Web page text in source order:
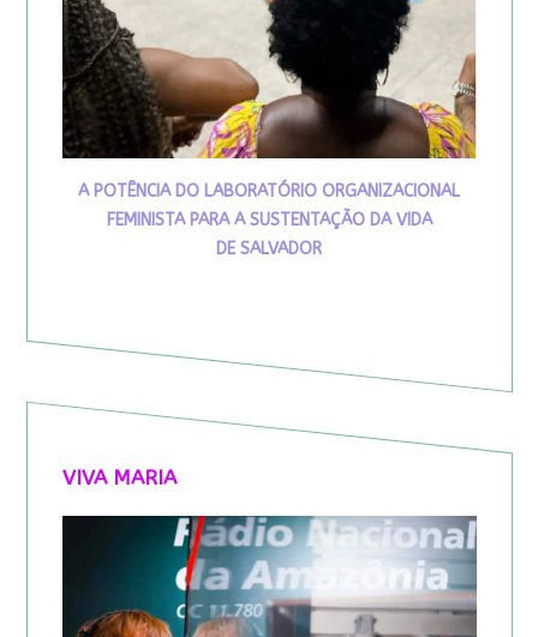
A POTÊNCIA DO LABORATÓRIO ORGANIZACIONAL
FEMINISTA PARA A SUSTENTAÇÃO DA VIDA
DE SALVADOR
VIVA MARIA